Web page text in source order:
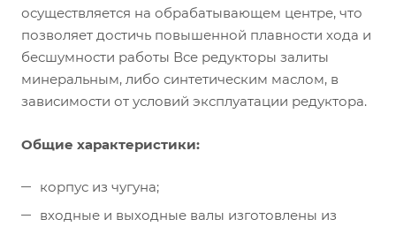
осуществляется на обрабатывающем центре, что
позволяет достичь повышенной плавности хода и
бесшумности работы Все редукторы залиты
минеральным, либо синтетическим маслом, в
зависимости от условий эксплуатации редуктора.
Общие характеристики:
корпус из чугуна;
входные и выходные валы изготовлены из